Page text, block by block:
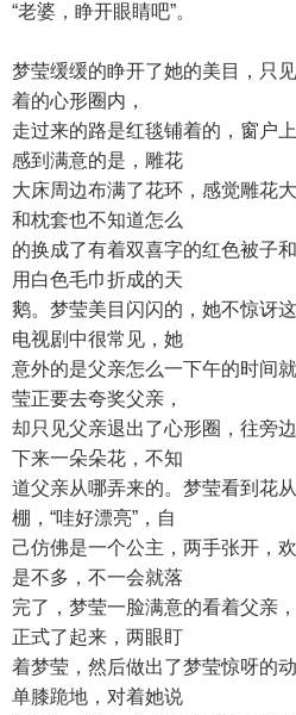
“老婆，睁开眼睛吧”。
梦莹缓缓的睁开了她的美目，只
着的心形圈内，
走过来的路是红毯铺着的，窗户
感到满意的是，雕花
大床周边布满了花环，感觉雕花
和枕套也不知道怎么
的换成了有着双喜字的红色被子
用白色毛巾折成的天
鹅。梦莹美目闪闪的，她不惊讶
电视剧中很常见，她
意外的是父亲怎么一下午的时间
莹正要去夸奖父亲，
却只见父亲退出了心形圈，往旁
下来一朵朵花，不知
道父亲从哪弄来的。梦莹看到花
棚，“哇好漂亮”，自
己仿佛是一个公主，两手张开，
是不多，不一会就落
完了，梦莹一脸满意的看着父亲
正式了起来，两眼盯
着梦莹，然后做出了梦莹惊呀的
单膝跪地，对着她说